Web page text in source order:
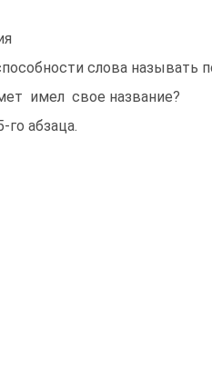
слова называть
имел свое название?
абзаца.